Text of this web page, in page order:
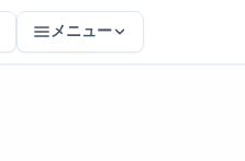
メニュー